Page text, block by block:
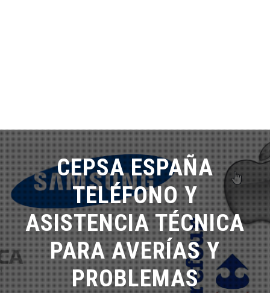
CEPSA ESPAÑA
TELÉFONO Y
ASISTENCIA TÉCNICA
PARA AVERÍAS Y
PROBLEMAS